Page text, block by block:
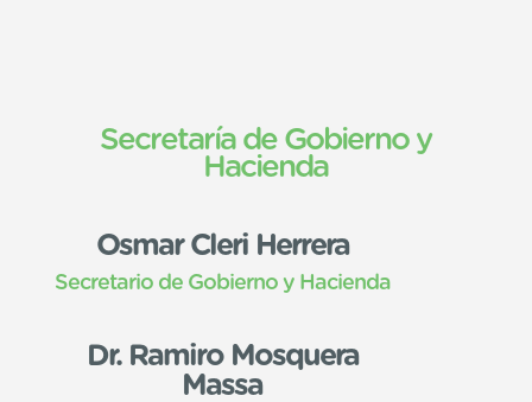
Secretaría de Gobierno y
Hacienda
Osmar Cleri Herrera
Secretario de Gobierno y Hacienda
Dr. Ramiro Mosquera
Massa